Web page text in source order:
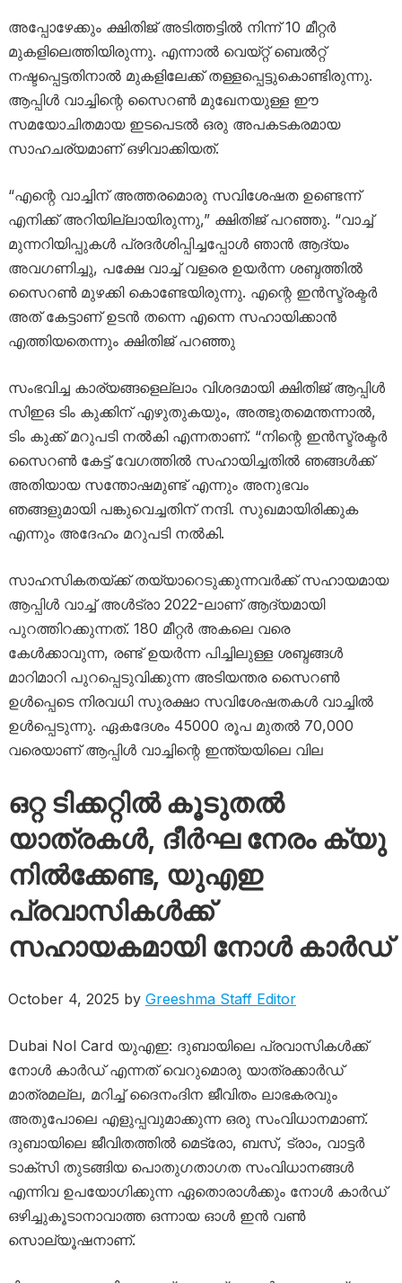
അപ്പോഴേക്കും ക്ഷിതിജ് അടിത്തട്ടിൽ നിന്ന് 10 മീറ്റർ
മുകളിലെത്തിയിരുന്നു. എന്നാൽ വെയ്റ്റ് ബെൽറ്റ്
നഷ്ടപ്പെട്ടതിനാൽ ‍മുകളിലേക്ക് തള്ളപ്പെട്ടുകൊണ്ടിരുന്നു.
ആപ്പിൾ വാച്ചിന്റെ സൈറൺ മുഖേനയുള്ള ഈ
സമയോചിതമായ ഇടപെടൽ ഒരു അപകടകരമായ
സാഹചര്യമാണ് ഒഴിവാക്കിയത്.
“എന്റെ വാച്ചിന് അത്തരമൊരു സവിശേഷത ഉണ്ടെന്ന്
എനിക്ക് അറിയില്ലായിരുന്നു,” ക്ഷിതിജ് പറഞ്ഞു. “വാച്ച്
മുന്നറിയിപ്പുകൾ പ്രദർശിപ്പിച്ചപ്പോൾ ഞാൻ ആ​ദ്യം
അവഗണിച്ചു, പക്ഷേ വാച്ച് വളരെ ഉയർന്ന ശബ്ദത്തിൽ
സൈറൺ മുഴക്കി കൊണ്ടേയിരുന്നു. എന്റെ ഇൻസ്ട്രക്ടർ
അത് കേട്ടാണ് ഉടൻ തന്നെ എന്നെ സഹായിക്കാൻ
എത്തിയതെന്നും ക്ഷിതിജ് പറഞ്ഞു
സംഭവിച്ച കാര്യങ്ങളെല്ലാം വിശദമായി ക്ഷിതിജ് ആപ്പിൾ
സിഇഒ ടിം കുക്കിന് എഴുതുകയും, അത്ഭുതമെന്തന്നാൽ,
ടിം കുക്ക് മറുപടി നൽകി എന്നതാണ്. “നിന്റെ ഇൻസ്ട്രക്ടർ
സൈറൺ കേട്ട് വേഗത്തിൽ സഹായിച്ചതിൽ ഞങ്ങൾക്ക്
അതിയായ സന്തോഷമുണ്ട് എന്നും അനുഭവം
ഞങ്ങളുമായി പങ്കുവെച്ചതിന് നന്ദി. സുഖമായിരിക്കുക
എന്നും അദേഹം മറുപടി നൽകി.
സാഹസികതയ്ക്ക് തയ്യാറെടുക്കുന്നവർക്ക് സഹായമായ
ആപ്പിൾ വാച്ച് അൾട്രാ 2022-ലാണ് ആദ്യമായി
പുറത്തിറക്കുന്നത്. 180 മീറ്റർ അകലെ വരെ
കേൾക്കാവുന്ന, രണ്ട് ഉയർന്ന പിച്ചിലുള്ള ശബ്ദങ്ങൾ
മാറിമാറി പുറപ്പെടുവിക്കുന്ന അടിയന്തര സൈറൺ
ഉൾപ്പെടെ നിരവധി സുരക്ഷാ സവിശേഷതകൾ വാച്ചിൽ
ഉൾപ്പെടുന്നു. ഏകദേശം 45000 രൂപ മുതൽ 70,000
വരെയാണ് ആപ്പിൾ വാച്ചിന്റെ ഇന്ത്യയിലെ വില
ഒറ്റ ടിക്കറ്റിൽ കൂടുതൽ
യാത്രകൾ, ദീർഘ നേരം ക്യു
നിൽക്കേണ്ട, യുഎഇ
പ്രവാസികൾക്ക്
സഹായകമായി നോൾ കാർഡ്
October 4, 2025 by Greeshma Staff Editor
Dubai Nol Card യുഎഇ: ദുബായിലെ പ്രവാസികൾക്ക്
നോൾ കാർഡ് എന്നത് വെറുമൊരു യാത്രക്കാർഡ്
മാത്രമല്ല, മറിച്ച് ദൈനംദിന ജീവിതം ലാഭകരവും
അതുപോലെ എളുപ്പവുമാക്കുന്ന ഒരു സംവിധാനമാണ്.
ദുബായിലെ ജീവിതത്തിൽ മെട്രോ, ബസ്, ട്രാം, വാട്ടർ
ടാക്സി തുടങ്ങിയ പൊതുഗതാഗത സംവിധാനങ്ങൾ
എന്നിവ ഉപയോഗിക്കുന്ന ഏതൊരാൾക്കും നോൾ കാർഡ്
ഒഴിച്ചുകൂടാനാവാത്ത ഒന്നായ ഓൾ ഇൻ വൺ
സൊല്യൂഷനാണ്.